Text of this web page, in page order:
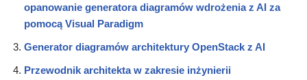
opanowanie generatora diagramów wdrożenia z AI za
pomocą Visual Paradigm
Generator diagramów architektury OpenStack z AI
Przewodnik architekta w zakresie inżynierii